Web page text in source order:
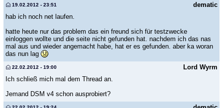
dematic
19.02.2012 - 23:51
hab ich noch net laufen.
hatte heute nur das problem das ein freund sich für testzwecke
einloggen wollte und die seite nicht gefunden hat. nachdem ich das nas
mal aus und wieder angemacht habe, hat er es gefunden. aber ka woran
das nun lag
Lord Wyrm
22.02.2012 - 19:00
Ich schließ mich mal dem Thread an.
Jemand DSM v4 schon ausprobiert?